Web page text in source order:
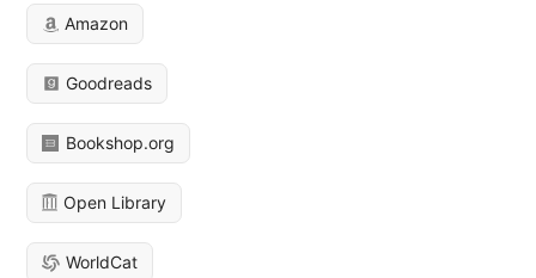
Amazon
Goodreads
Bookshop.org
Open Library
WorldCat